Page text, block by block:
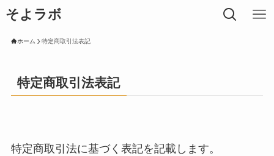
そよラボ
ホーム 特定商取引法表記
特定商取引法表記
特定商取引法に基づく表記を記載します。